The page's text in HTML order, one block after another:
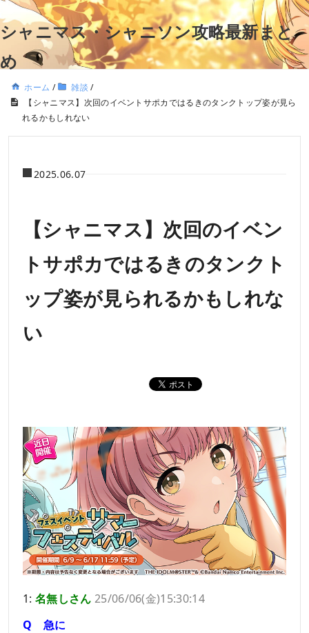
シャニマス・シャニソン攻略最新まと
め
ホーム / 雑談 /
【シャニマス】次回のイベントサポカではるきのタンクトップ姿が見ら
れるかもしれない
2025.06.07
【シャニマス】次回のイベン
トサポカではるきのタンクト
ップ姿が見られるかもしれな
い
1: 名無しさん 25/06/06(金)15:30:14
Q 急に